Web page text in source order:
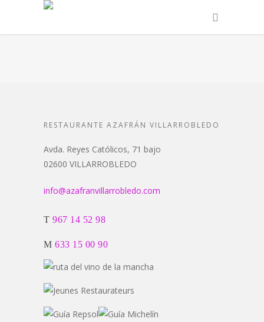
RESTAURANTE AZAFRÁN VILLARROBLEDO
Avda. Reyes Católicos, 71 bajo
02600 VILLARROBLEDO
info@azafranvillarrobledo.com
T 967 14 52 98
M 633 15 00 90